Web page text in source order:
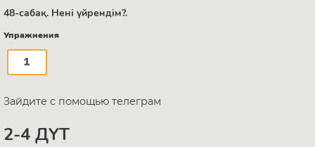
48-сабақ. Нені үйрендім?.
Упражнения
1
Зайдите с помощью телеграм
2-4 ДҮТ